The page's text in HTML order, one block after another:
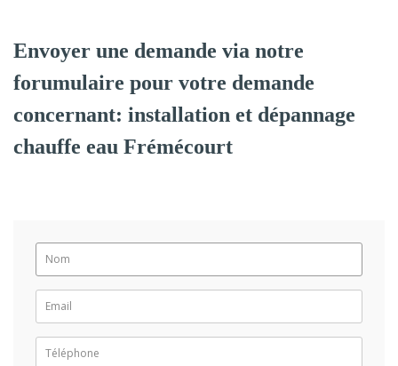
Envoyer une demande via notre
forumulaire pour votre demande
concernant: installation et dépannage
chauffe eau Frémécourt